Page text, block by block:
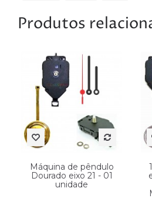
Produtos
Máquina de pêndulo
Dourado eixo 21 - 01
unidade